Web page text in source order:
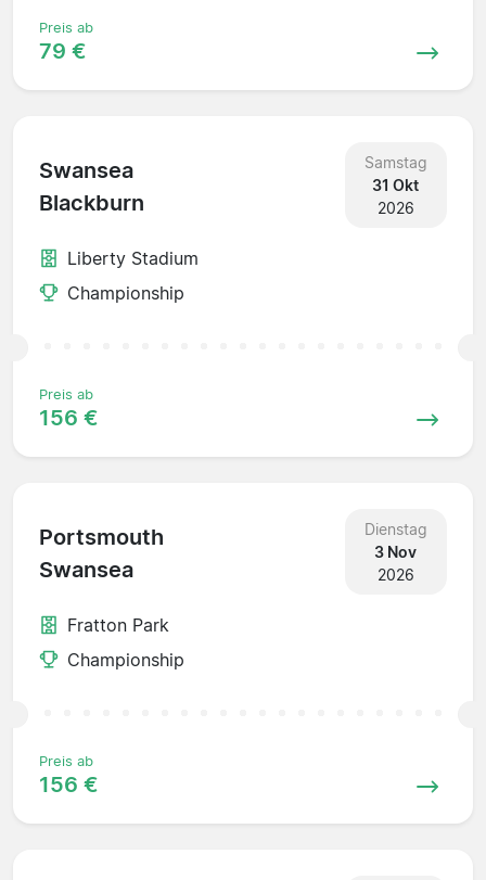
Preis ab
79 €
Swansea
Blackburn
Samstag
31 Okt
2026
Liberty Stadium
Championship
Preis ab
156 €
Portsmouth
Swansea
Dienstag
3 Nov
2026
Fratton Park
Championship
Preis ab
156 €